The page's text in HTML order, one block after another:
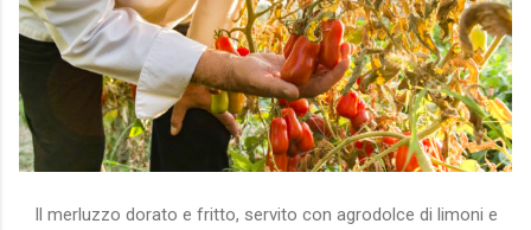
Il merluzzo dorato e fritto, servito con agrodolce di limoni e